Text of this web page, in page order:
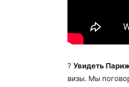
? Увидеть
визы. Мы